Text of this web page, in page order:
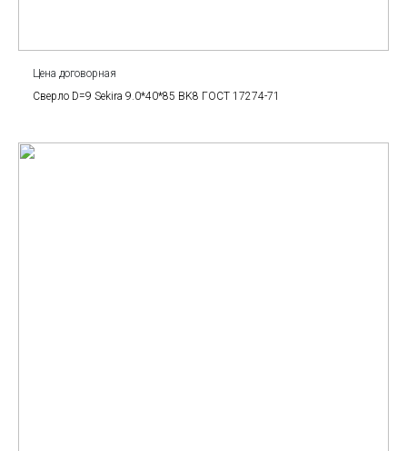
Цена договорная
Сверло D=9 Sekira 9.0*40*85 BK8 ГОСТ 17274-71